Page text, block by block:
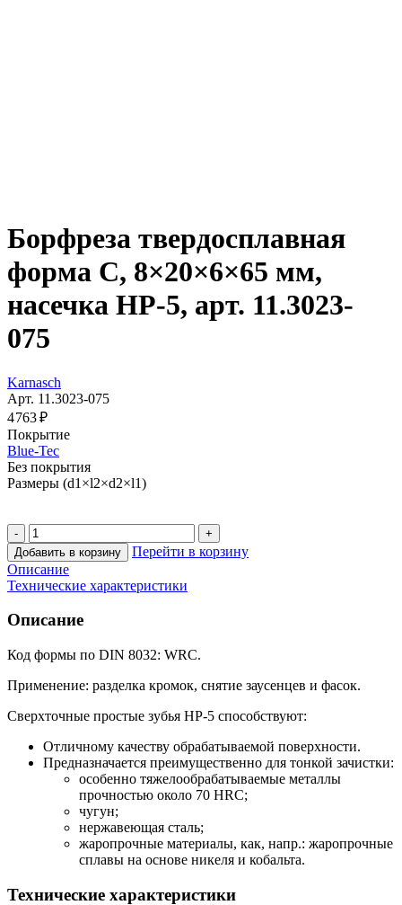
Борфреза твердосплавная
форма C, 8×20×6×65 мм,
насечка HP-5, арт. 11.3023-
075
Karnasch
Арт. 11.3023-075
4 763 ₽
Покрытие
Blue-Tec
Без покрытия
Размеры (d1×l2×d2×l1)
Добавить в корзину
Перейти в корзину
Описание
Технические характеристики
Описание
Код формы по DIN 8032: WRC.
Применение: разделка кромок, снятие заусенцев и фасок.
Сверхточные простые зубья HP-5 способствуют:
Отличному качеству обрабатываемой поверхности.
Предназначается преимущественно для тонкой зачистки:
особенно тяжелообрабатываемые металлы
прочностью около 70 HRC;
чугун;
нержавеющая сталь;
жаропрочные материалы, как, напр.: жаропрочные
сплавы на основе никеля и кобальта.
Технические характеристики